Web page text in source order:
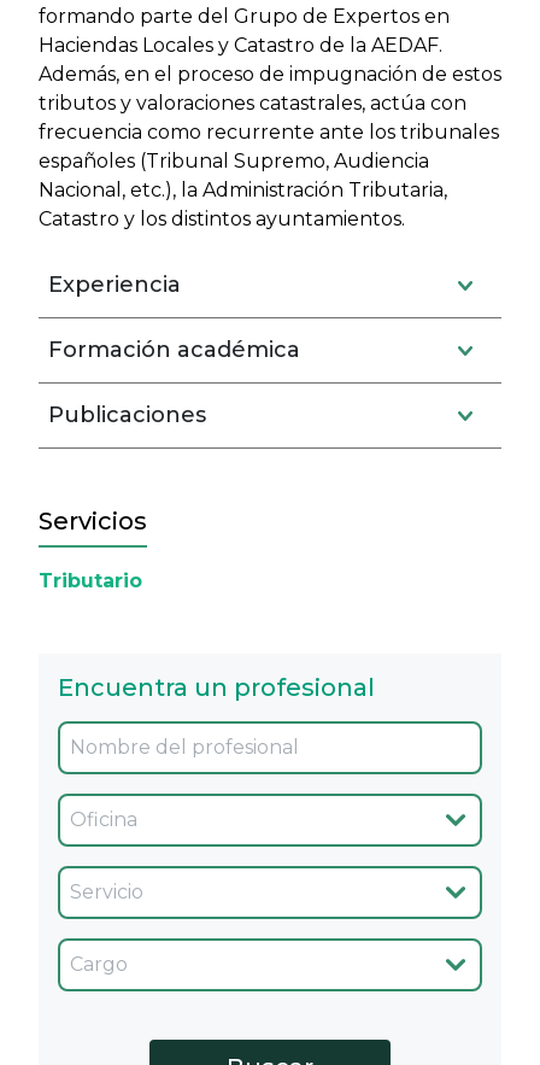
formando parte del Grupo de Expertos en
Haciendas Locales y Catastro de la AEDAF.
Además, en el proceso de impugnación de estos
tributos y valoraciones catastrales, actúa con
frecuencia como recurrente ante los tribunales
españoles (Tribunal Supremo, Audiencia
Nacional, etc.), la Administración Tributaria,
Catastro y los distintos ayuntamientos.
Experiencia
Formación académica
Publicaciones
Servicios
Tributario
Encuentra un profesional
Oficina
Servicio
Cargo